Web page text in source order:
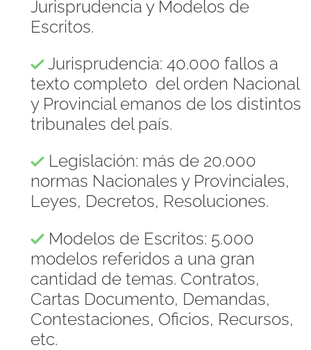
Jurisprudencia y Modelos de
Escritos.
Jurisprudencia: 40.000 fallos a
texto completo del orden Nacional
y Provincial emanos de los distintos
tribunales del país.
Legislación: más de 20.000
normas Nacionales y Provinciales,
Leyes, Decretos, Resoluciones.
Modelos de Escritos: 5.000
modelos referidos a una gran
cantidad de temas. Contratos,
Cartas Documento, Demandas,
Contestaciones, Oficios, Recursos,
etc.